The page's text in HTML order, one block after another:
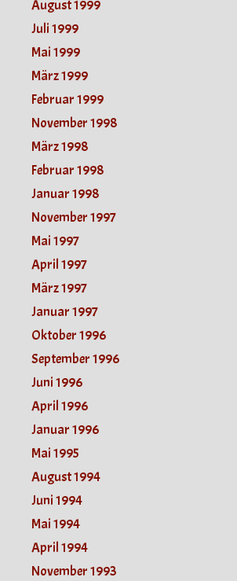
August 1999
Juli 1999
Mai 1999
März 1999
Februar 1999
November 1998
März 1998
Februar 1998
Januar 1998
November 1997
Mai 1997
April 1997
März 1997
Januar 1997
Oktober 1996
September 1996
Juni 1996
April 1996
Januar 1996
Mai 1995
August 1994
Juni 1994
Mai 1994
April 1994
November 1993